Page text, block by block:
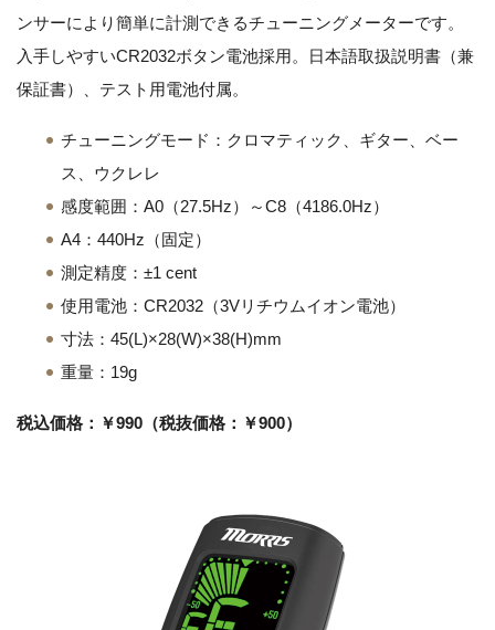
ンサーにより簡単に計測できるチューニングメーターです。
入手しやすいCR2032ボタン電池採用。日本語取扱説明書（兼
保証書）、テスト用電池付属。
チューニングモード：クロマティック、ギター、ベー
ス、ウクレレ
感度範囲：A0（27.5Hz）～C8（4186.0Hz）
A4：440Hz（固定）
測定精度：±1 cent
使用電池：CR2032（3Vリチウムイオン電池）
寸法：45(L)×28(W)×38(H)mm
重量：19g
税込価格：￥990（税抜価格：￥900）